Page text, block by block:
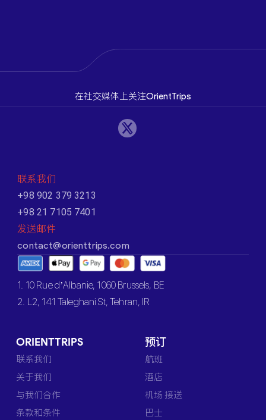
在社交媒体上关注OrientTrips
联系我们
+98 902 379 3213
+98 21 7105 7401
发送邮件
contact@orienttrips.com
1. 10 Rue d’Albanie, 1060 Brussels, BE
2. L2, 141 Taleghani St, Tehran, IR
ORIENTTRIPS
联系我们
关于我们
与我们合作
条款和条件
预订
航班
酒店
机场 接送
巴士